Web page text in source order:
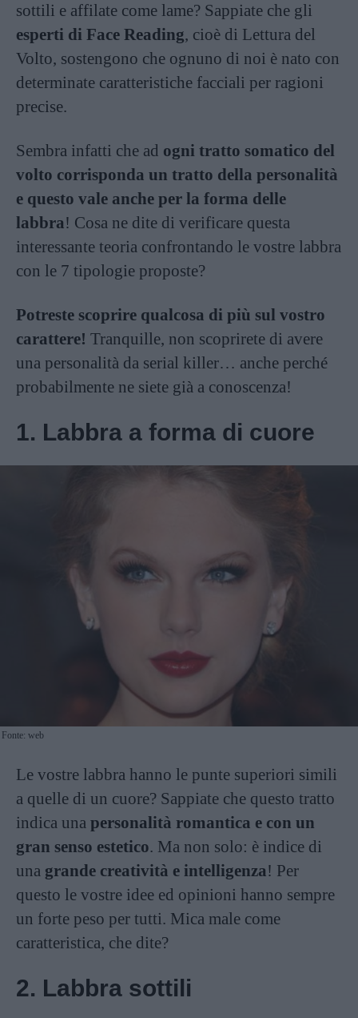
sottili e affilate come lame? Sappiate che gli
esperti di Face Reading, cioè di Lettura del
Volto, sostengono che ognuno di noi è nato con
determinate caratteristiche facciali per ragioni
precise.
Sembra infatti che ad ogni tratto somatico del
volto corrisponda un tratto della personalità
e questo vale anche per la forma delle
labbra! Cosa ne dite di verificare questa
interessante teoria confrontando le vostre labbra
con le 7 tipologie proposte?
Potreste scoprire qualcosa di più sul vostro
carattere! Tranquille, non scoprirete di avere
una personalità da serial killer… anche perché
probabilmente ne siete già a conoscenza!
1. Labbra a forma di cuore
Fonte: web
Le vostre labbra hanno le punte superiori simili
a quelle di un cuore? Sappiate che questo tratto
indica una personalità romantica e con un
gran senso estetico. Ma non solo: è indice di
una grande creatività e intelligenza! Per
questo le vostre idee ed opinioni hanno sempre
un forte peso per tutti. Mica male come
caratteristica, che dite?
2. Labbra sottili